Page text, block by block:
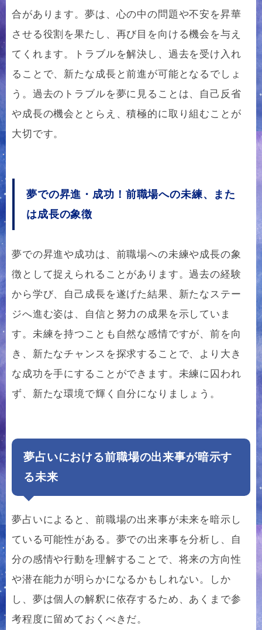
合があります。夢は、心の中の問題や不安を昇華
させる役割を果たし、再び目を向ける機会を与え
てくれます。トラブルを解決し、過去を受け入れ
ることで、新たな成長と前進が可能となるでしょ
う。過去のトラブルを夢に見ることは、自己反省
や成長の機会ととらえ、積極的に取り組むことが
大切です。
夢での昇進・成功！前職場への未練、また
は成長の象徴
夢での昇進や成功は、前職場への未練や成長の象
徴として捉えられることがあります。過去の経験
から学び、自己成長を遂げた結果、新たなステー
ジへ進む姿は、自信と努力の成果を示していま
す。未練を持つことも自然な感情ですが、前を向
き、新たなチャンスを探求することで、より大き
な成功を手にすることができます。未練に囚われ
ず、新たな環境で輝く自分になりましょう。
夢占いにおける前職場の出来事が暗示す
る未来
夢占いによると、前職場の出来事が未来を暗示し
ている可能性がある。夢での出来事を分析し、自
分の感情や行動を理解することで、将来の方向性
や潜在能力が明らかになるかもしれない。しか
し、夢は個人の解釈に依存するため、あくまで参
考程度に留めておくべきだ。